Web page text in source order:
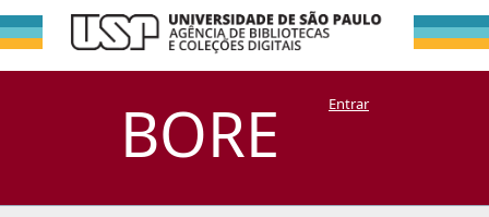
BORE
Busca no Acervo
DSpace/Manakin + CoriscoEntrar